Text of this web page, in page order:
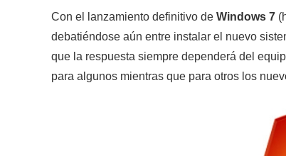
Con el lanzamiento definitivo de Windows 7
debatiéndose aún entre instalar el nuevo
que la respuesta siempre dependerá del
para algunos mientras que para otros los